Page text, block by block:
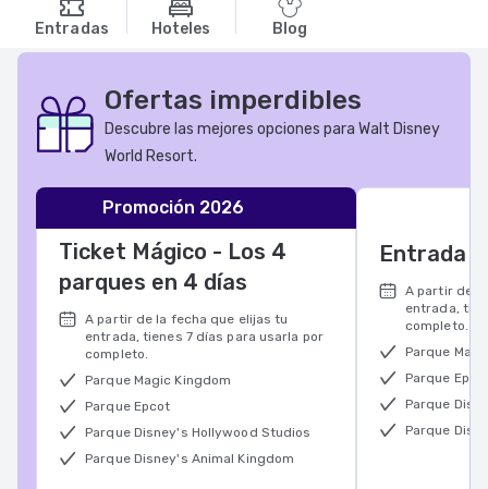
Entradas Hoteles Blog
Ofertas imperdibles
Descubre las mejores opciones para Walt Disney
World Resort.
Promoción 2026
Ticket Mágico - Los 4
parques en 4 días
A partir de la fecha que elijas tu
entrada, tienes 7 días para usarla por
completo.
Parque Magic Kingdom
Parque Epcot
Parque Disney's Hollywood Studios
Parque Disney's Animal Kingdom
Entrada
A partir de
entrada,
completo.
Parque
Parque
Parque
Parque